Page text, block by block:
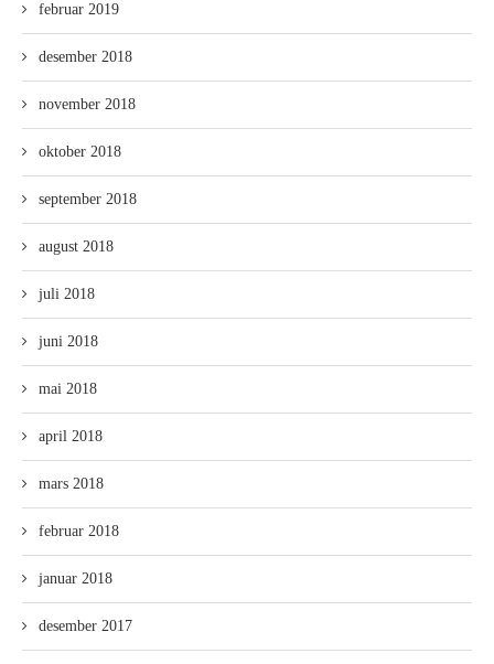
februar 2019
desember 2018
november 2018
oktober 2018
september 2018
august 2018
juli 2018
juni 2018
mai 2018
april 2018
mars 2018
februar 2018
januar 2018
desember 2017